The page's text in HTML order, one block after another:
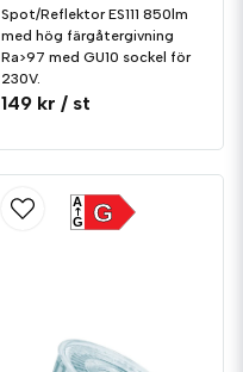
Spot/Reflektor ES111 850lm
med hög färgåtergivning
Ra>97 med GU10 sockel för
230V.
149 kr / st
G
A
G